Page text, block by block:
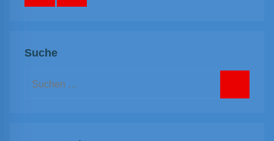
Suche
Suchen